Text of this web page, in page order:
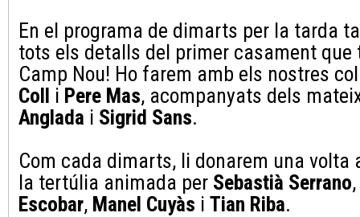
En el programa de dimarts per la tarda
tots els detalls del primer casament
Camp Nou! Ho farem amb els nostres
Coll i Pere Mas, acompanyats dels
Anglada i Sigrid Sans.
Com cada dimarts, li donarem una
la tertúlia animada per Sebastià Serrano,
Escobar, Manel Cuyàs i Tian Riba.